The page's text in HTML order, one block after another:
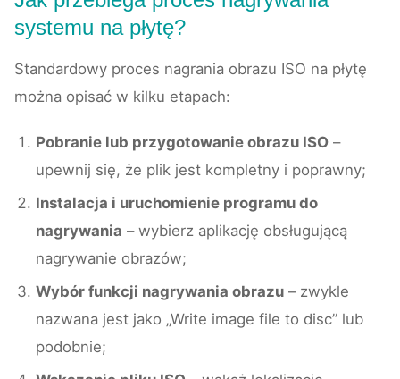
systemu na płytę?
Standardowy proces nagrania obrazu ISO na płytę
można opisać w kilku etapach:
Pobranie lub przygotowanie obrazu ISO –
upewnij się, że plik jest kompletny i poprawny;
Instalacja i uruchomienie programu do
nagrywania – wybierz aplikację obsługującą
nagrywanie obrazów;
Wybór funkcji nagrywania obrazu – zwykle
nazwana jest jako „Write image file to disc” lub
podobnie;